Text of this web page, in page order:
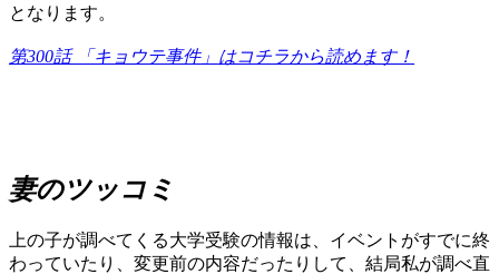
となります。
第300話 「キョウテ事件」はコチラから読めます！
妻のツッコミ
上の子が調べてくる大学受験の情報は、イベントがすでに終
わっていたり、変更前の内容だったりして、結局私が調べ直